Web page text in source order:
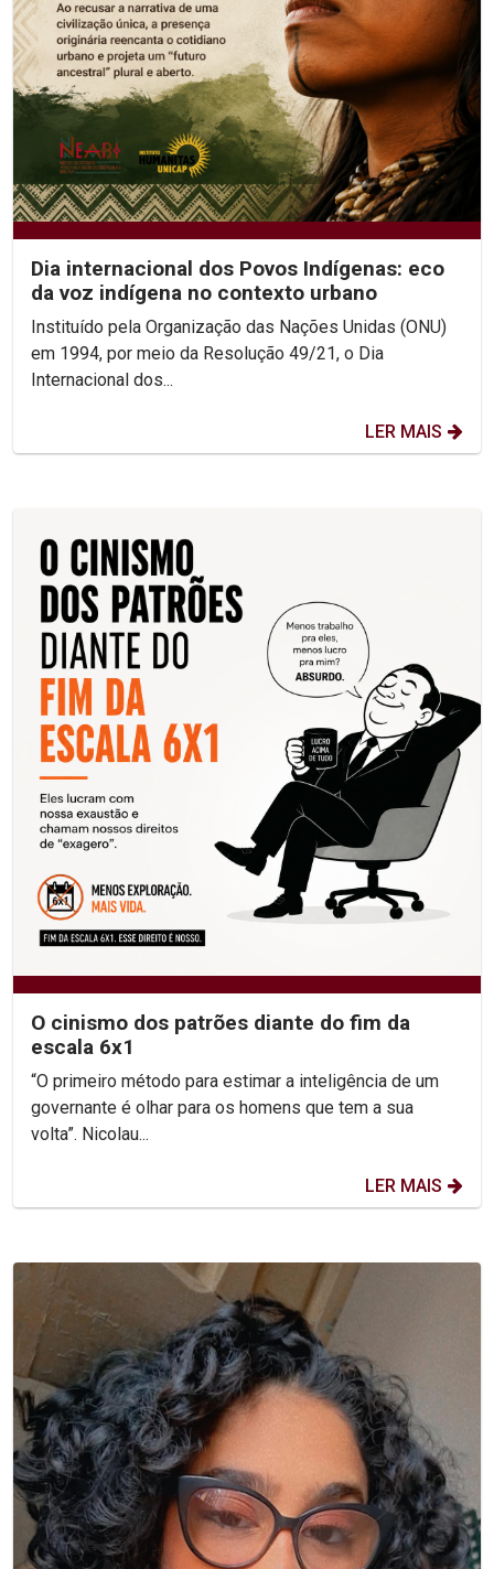
Dia internacional dos Povos Indígenas: eco
da voz indígena no contexto urbano
Instituído pela Organização das Nações Unidas (ONU)
em 1994, por meio da Resolução 49/21, o Dia
Internacional dos...
LER MAIS
O cinismo dos patrões diante do fim da
escala 6x1
“O primeiro método para estimar a inteligência de um
governante é olhar para os homens que tem a sua
volta”. Nicolau...
LER MAIS